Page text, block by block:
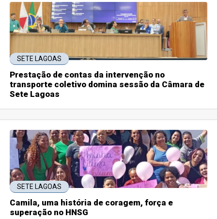
SETE LAGOAS
Prestação de contas da intervenção no
transporte coletivo domina sessão da Câmara de
Sete Lagoas
SETE LAGOAS
Camila, uma história de coragem, força e
superação no HNSG